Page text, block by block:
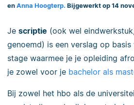
en Anna Hoogterp. Bijgewerkt op 14
Je scriptie (ook wel
genoemd) is een verslag op
stage waarmee je je opleiding
je zowel voor je bachelor als
Bij zowel het hbo als de